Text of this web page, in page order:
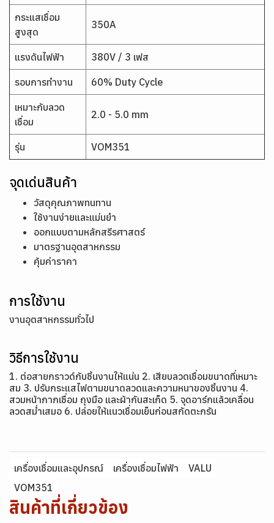
กระแสเชื่อม
สูงสุด
350A
แรงดันไฟฟ้า 380V / 3 เฟส
รอบการทำงาน 60% Duty Cycle
เหมาะกับลวด
เชื่อม
2.0 - 5.0 mm
รุ่น VOM351
จุดเด่นสินค้า
วัสดุคุณภาพทนทาน
ใช้งานง่ายและแม่นยำ
ออกแบบตามหลักสรีรศาสตร์
มาตรฐานอุตสาหกรรม
คุ้มค่าราคา
การใช้งาน
งานอุตสาหกรรมทั่วไป
วิธีการใช้งาน
1. ต่อสายกราวด์กับชิ้นงานให้แน่น 2. เสียบลวดเชื่อมขนาดที่เหมาะ
สม 3. ปรับกระแสไฟตามขนาดลวดและความหนาของชิ้นงาน 4.
สวมหน้ากากเชื่อม ถุงมือ และผ้ากันสะเก็ด 5. จุดอาร์กแล้วเคลื่อน
ลวดสม่ำเสมอ 6. ปล่อยให้แนวเชื่อมเย็นก่อนสกัดตะกรัน
เครื่องเชื่อมและอุปกรณ์ เครื่องเชื่อมไฟฟ้า
VALU
VOM351
สินค้าที่เกี่ยวข้อง